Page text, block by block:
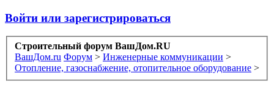
Войти или зарегистрироваться
Строительный форум ВашДом.RU
ВашДом.ru Форум > Инженерные коммуникации >
Отопление, газоснабжение, отопительное оборудование >